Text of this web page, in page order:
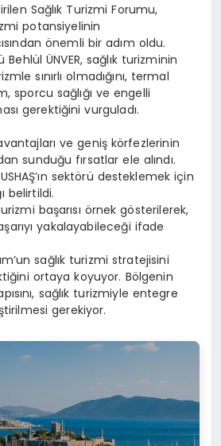
Sağlık Turizmi Forumu,
potansiyelinin
önemli bir adım oldu.
Behlül ÜNVER, sağlık turizminin
sınırlı olmadığını, termal
sporcu sağlığı ve engelli
gerektiğini vurguladı.
ve geniş körfezlerinin
sunduğu fırsatlar ele alındı.
USHAŞ’ın sektörü desteklemek için
belirtildi.
başarısı örnek gösterilerek,
yakalayabileceği ifade
sağlık turizmi stratejisini
ortaya koyuyor. Bölgenin
sağlık turizmiyle entegre
gerekiyor.